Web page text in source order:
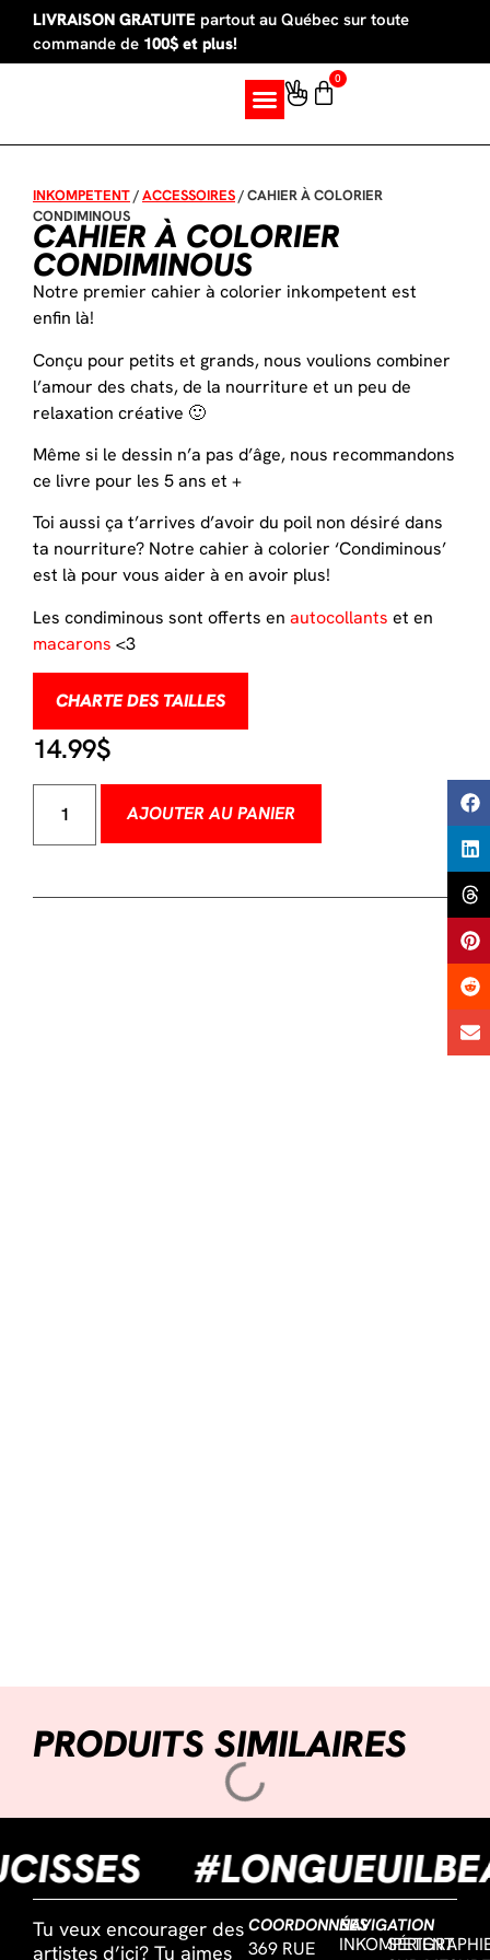
LIVRAISON GRATUITE partout au Québec sur toute
commande de 100$ et plus!
0
INKOMPETENT/ACCESSOIRES/CAHIER À COLORIER
CONDIMINOUS
CAHIER À COLORIER
CONDIMINOUS
Notre premier cahier à colorier inkompetent est
enfin là!
Conçu pour petits et grands, nous voulions combiner
l’amour des chats, de la nourriture et un peu de
relaxation créative 🙂
Même si le dessin n’a pas d’âge, nous recommandons
ce livre pour les 5 ans et +
Toi aussi ça t’arrives d’avoir du poil non désiré dans
ta nourriture? Notre cahier à colorier ‘Condiminous’
est là pour vous aider à en avoir plus!
Les condiminous sont offerts en autocollants et en
macarons <3
CHARTE DES TAILLES
14.99$
AJOUTER AU PANIER
PRODUITS SIMILAIRES
Tu veux encourager des
artistes d’ici? Tu aimes
COORDONNÉES
369 RUE
NAVIGATION
INKOMPETENT